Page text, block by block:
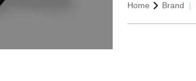
Home Brand